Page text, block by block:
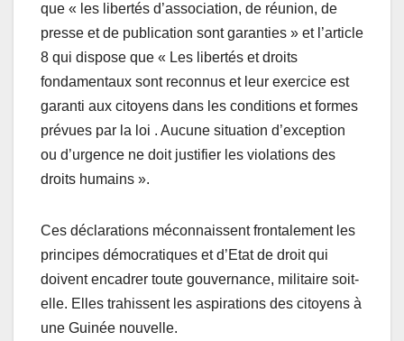
que « les libertés d’association, de réunion, de
presse et de publication sont garanties » et l’article
8 qui dispose que « Les libertés et droits
fondamentaux sont reconnus et leur exercice est
garanti aux citoyens dans les conditions et formes
prévues par la loi . Aucune situation d’exception
ou d’urgence ne doit justifier les violations des
droits humains ».
Ces déclarations méconnaissent frontalement les
principes démocratiques et d’Etat de droit qui
doivent encadrer toute gouvernance, militaire soit-
elle. Elles trahissent les aspirations des citoyens à
une Guinée nouvelle.